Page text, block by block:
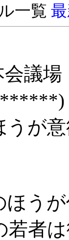
一覧
会議
うが
うが
者